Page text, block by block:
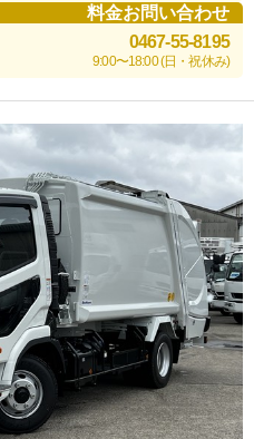
料金お問い合わせ
0467-55-8195
9:00〜18:00 (日・祝休み)